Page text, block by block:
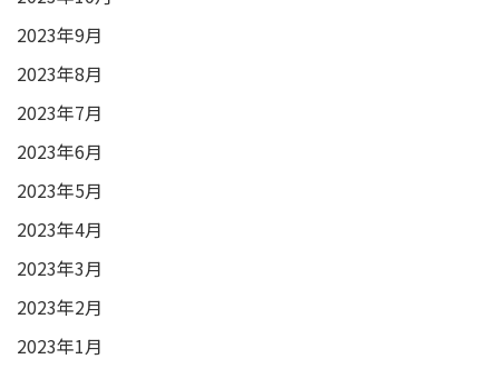
2023年9月
2023年8月
2023年7月
2023年6月
2023年5月
2023年4月
2023年3月
2023年2月
2023年1月